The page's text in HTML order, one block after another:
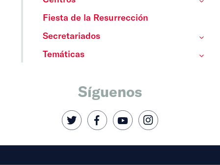
Fiesta de la Resurrección
Secretariados
Temáticas
Síguenos